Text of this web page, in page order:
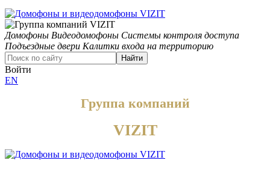
Домофоны Видеодомофоны Системы контроля доступа
Подъездные двери Калитки входа на территорию
Найти
Войти
EN
Группа компаний
VIZIT